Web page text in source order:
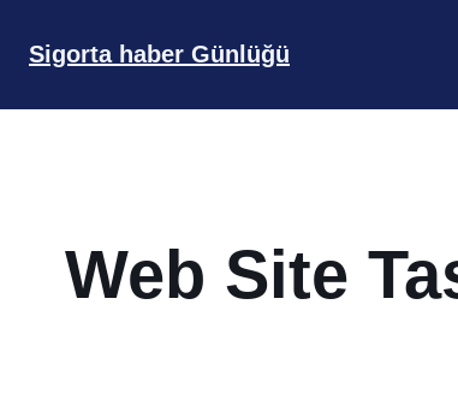
Sigorta haber Günlüğü
Web Site